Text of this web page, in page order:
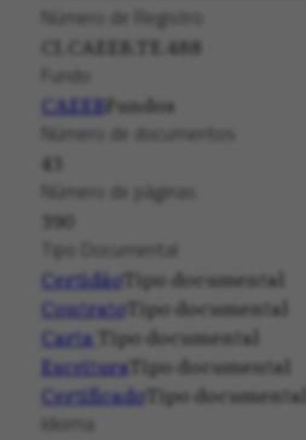
Número de Registro
CI.CAEEB.TE.488
Fundo
CAEEBFundos
Número de documentos
43
Número de páginas
390
Tipo Documental
CertidãoTipo documental
ContratoTipo documental
Carta Tipo documental
EscrituraTipo documental
CertificadoTipo documental
Idioma